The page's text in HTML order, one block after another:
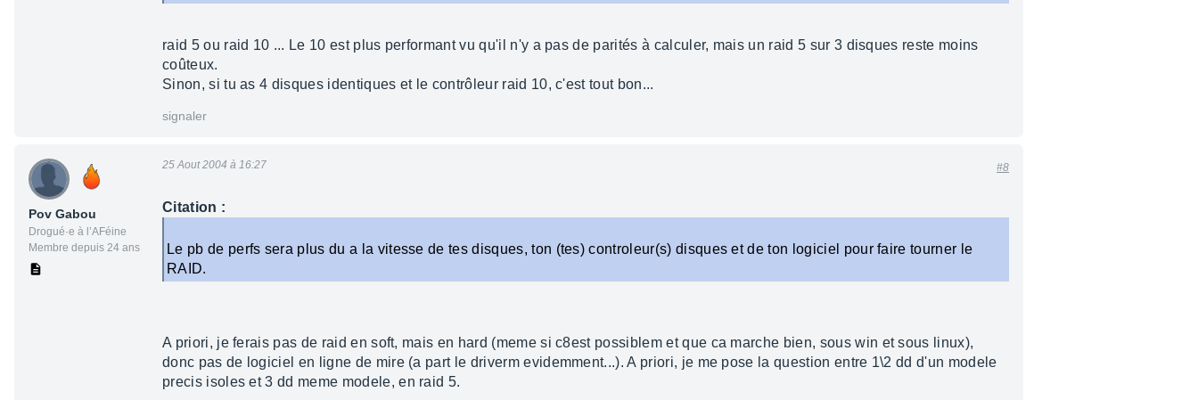
raid 5 ou raid 10 ... Le 10 est plus performant vu qu'il n'y a pas de parités à calculer, mais un raid 5 sur 3 disques reste moins
coûteux.
Sinon, si tu as 4 disques identiques et le contrôleur raid 10, c'est tout bon...
signaler
Pov Gabou
Drogué·e à l’AFéine
Membre depuis 24 ans
25 Aout 2004 à 16:27 #8
Citation :
Le pb de perfs sera plus du a la vitesse de tes disques, ton (tes) controleur(s) disques et de ton logiciel pour faire tourner le
RAID.
A priori, je ferais pas de raid en soft, mais en hard (meme si c8est possiblem et que ca marche bien, sous win et sous linux),
donc pas de logiciel en ligne de mire (a part le driverm evidemment...). A priori, je me pose la question entre 1\2 dd d'un modele
precis isoles et 3 dd meme modele, en raid 5.